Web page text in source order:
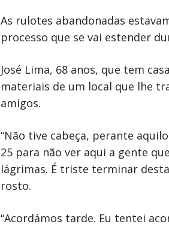
As rulotes abandonadas
processo que se vai estender
José Lima, 68 anos, que tem
materiais de um local que lhe
amigos.
“Não tive cabeça, perante
25 para não ver aqui a gente
lágrimas. É triste terminar
rosto.
“Acordámos tarde. Eu tentei